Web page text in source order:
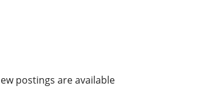
postings are available